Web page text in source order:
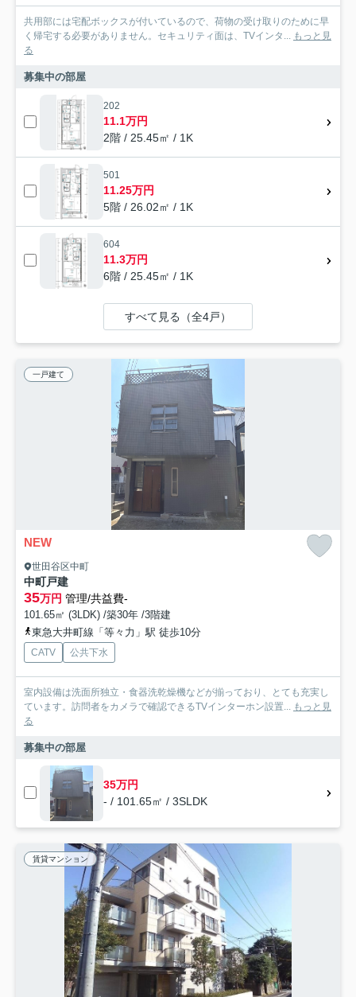
共用部には宅配ボックスが付いているので、荷物の受け取りのために早
く帰宅する必要がありません。セキュリティ面は、TVインタ...
もっと見
る
募集中の部屋
202
11.1万円
2階 / 25.45㎡ / 1K
501
11.25万円
5階 / 26.02㎡ / 1K
604
11.3万円
6階 / 25.45㎡ / 1K
すべて見る（全4戸）
一戸建て
NEW
世田谷区中町
中町戸建
35万円 管理/共益費-
101.65㎡ (3LDK) /築30年 /3階建
東急大井町線「等々力」駅 徒歩10分
CATV 公共下水
室内設備は洗面所独立・食器洗乾燥機などが揃っており、とても充実し
ています。訪問者をカメラで確認できるTVインターホン設置... もっと見
る
募集中の部屋
35万円
- / 101.65㎡ / 3SLDK
賃貸マンション